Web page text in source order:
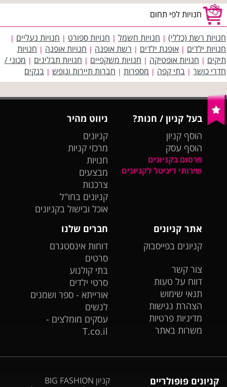
חנויות לפי תחום
חנויות רשת (כללי) | חנויות חשמל | חנויות ספורט | חנויות נעליים |
חנויות ילדים | אופנת ילדים | רשת אופנה | חנויות אופנה | חנויות
תיקים | חנויות אופטיקה | חנויות משקפיים | חנויות תבלינים | מכוני /
חדרי כושר | בתי קפה | מספרות | חברות תיירות ונופש | בנקים
בעל קניון / חנות?
הוסף קניון
הוסף עסק
פרסום בקניונים
שירותי דיגיטל לקניונים
ניווט מהיר
קניונים
מרכזי קניות
חנויות
מבצעים
צרכנות
קניונים בחו"ל
אוכל ובישול בקניונים
אתר קניונים
קניונים בפייסבוק
צור קשר
דווח על טעות
תנאי שימוש
הצהרת נגישות
מדיניות פרטיות
משרות באתר
חברים שלנו
דוחות אינסטגרם
סרטים
בתי קולנוע
סרטי ילדים
אורייתא - ספר ושמנים
לנשים
עסקים מומלצים -
T.co.il
קניונים פופולריים
קניון BIG FASHION